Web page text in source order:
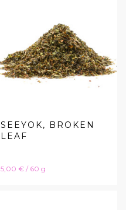
SEEYOK, BROKEN
LEAF
Hinta
5,00 € / 60 g